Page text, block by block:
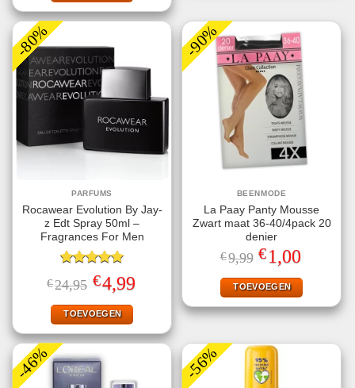
-80%
PARFUMS
Rocawear Evolution By Jay-
z Edt Spray 50ml –
Fragrances For Men
Gewaardeerd
5.00uit 5
€24,95 Oorspronkelijke
prijs
was:
€24,95.
€4,99Huidige
prijs
TOEVOEGEN
-90%
BEENMODE
La Paay Panty Mousse
Zwart maat 36-40/4pack 20
denier
€9,99 Oorspronkelijke
prijs
was:
€9,99.
€1,00
is:
€1,00.
TOEVOEGEN
-46% -56%